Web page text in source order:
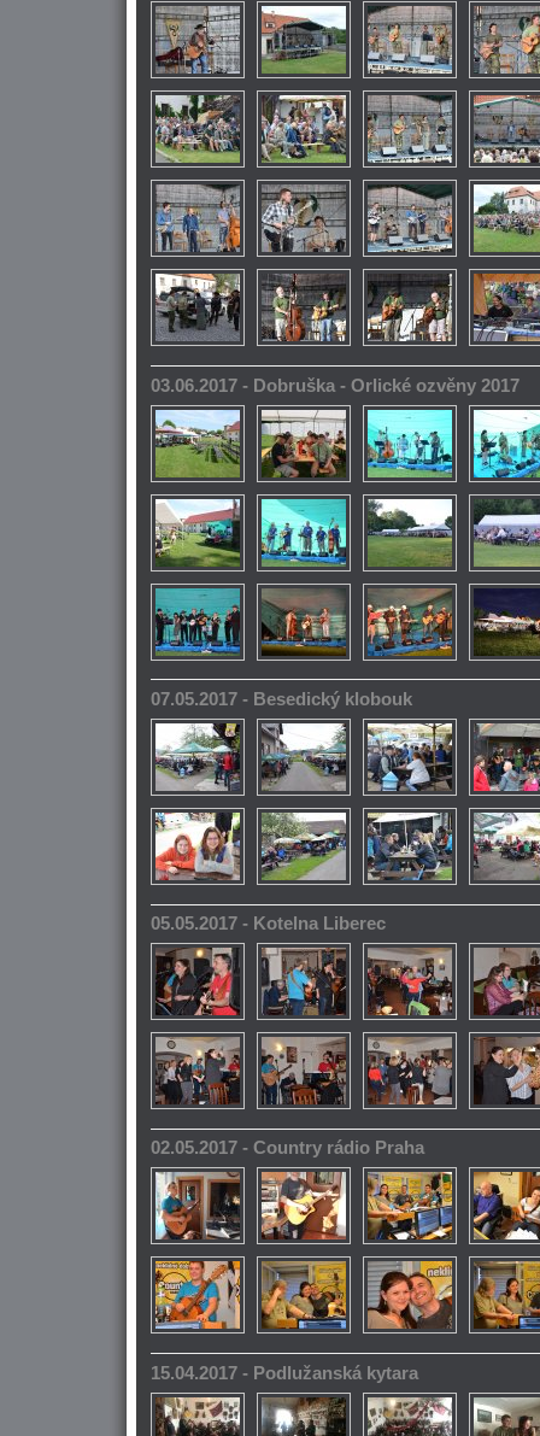
03.06.2017 - Dobruška - Orlické ozvěny 2017
07.05.2017 - Besedický klobouk
05.05.2017 - Kotelna Liberec
02.05.2017 - Country rádio Praha
15.04.2017 - Podlužanská kytara